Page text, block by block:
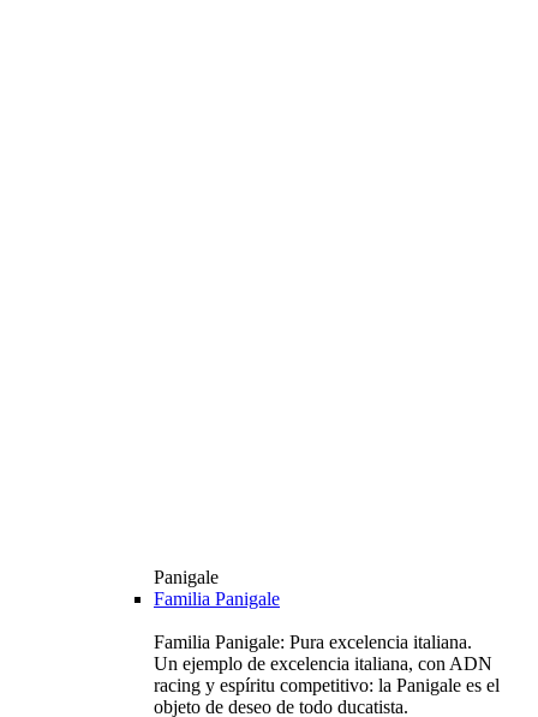
Panigale
Familia Panigale
Familia Panigale: Pura excelencia italiana.
Un ejemplo de excelencia italiana, con ADN
racing y espíritu competitivo: la Panigale es el
objeto de deseo de todo ducatista.